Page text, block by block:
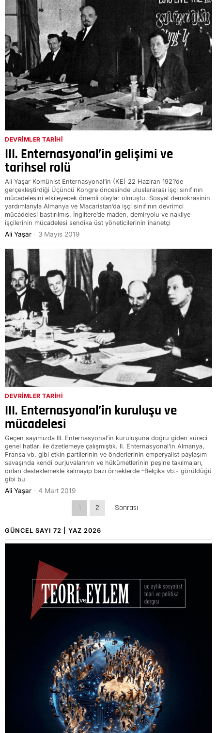
DEVRIMLER TARIHI
III. Enternasyonal’in gelişimi ve
tarihsel rolü
Ali Yaşar Komünist Enternasyonal’in (KE) 22 Haziran 1921’de
gerçekleştirdiği Üçüncü Kongre öncesinde uluslararası işçi sınıfının
mücadelesini etkileyecek önemli olaylar olmuştu. Sosyal demokrasinin
yardımlarıyla Almanya ve Macaristan’da işçi sınıfının devrimci
mücadelesi bastırılmış, İngiltere’de maden, demiryolu ve nakliye
işçilerinin mücadelesi sendika üst yöneticilerinin ihanetçi
Ali Yaşar 3 Mayıs 2019
DEVRIMLER TARIHI
III. Enternasyonal’in kuruluşu ve
mücadelesi
Geçen sayımızda III. Enternasyonal’in kuruluşuna doğru giden süreci
genel hatları ile özetlemeye çalışmıştık. II. Enternasyonal’in Almanya,
Fransa vb. gibi etkin partilerinin ve önderlerinin emperyalist paylaşım
savaşında kendi burjuvalarının ve hükümetlerinin peşine takılmaları,
onları desteklemekle kalmayıp bazı örneklerde –Belçika vb.- görüldüğü
gibi bu
Ali Yaşar 4 Mart 2019
1 2 Sonrası
GÜNCEL SAYI 72 | YAZ 2026